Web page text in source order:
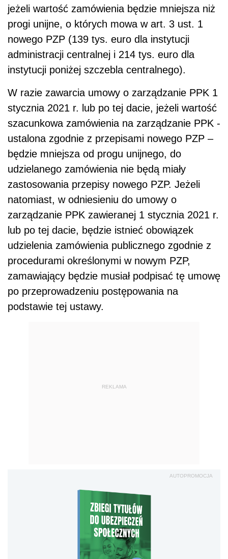
jeżeli wartość zamówienia będzie mniejsza niż
progi unijne, o których mowa w art. 3 ust. 1
nowego PZP (139 tys. euro dla instytucji
administracji centralnej i 214 tys. euro dla
instytucji poniżej szczebla centralnego).
W razie zawarcia umowy o zarządzanie PPK 1
stycznia 2021 r. lub po tej dacie, jeżeli wartość
szacunkowa zamówienia na zarządzanie PPK -
ustalona zgodnie z przepisami nowego PZP –
będzie mniejsza od progu unijnego, do
udzielanego zamówienia nie będą miały
zastosowania przepisy nowego PZP. Jeżeli
natomiast, w odniesieniu do umowy o
zarządzanie PPK zawieranej 1 stycznia 2021 r.
lub po tej dacie, będzie istnieć obowiązek
udzielenia zamówienia publicznego zgodnie z
procedurami określonymi w nowym PZP,
zamawiający będzie musiał podpisać tę umowę
po przeprowadzeniu postępowania na
podstawie tej ustawy.
REKLAMA
AUTOPROMOCJA